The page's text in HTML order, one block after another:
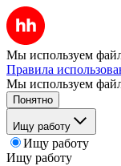
Мы используем
Правила
Мы используем
Понятно
Ищу работу
Ищу работу
Ищу работу